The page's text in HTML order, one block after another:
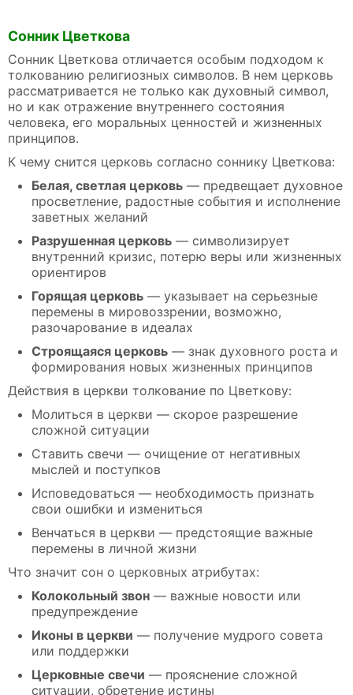
Сонник Цветкова
Сонник Цветкова отличается особым подходом к
толкованию религиозных символов. В нем церковь
рассматривается не только как духовный символ,
но и как отражение внутреннего состояния
человека, его моральных ценностей и жизненных
принципов.
К чему снится церковь согласно соннику Цветкова:
Белая, светлая церковь — предвещает духовное
просветление, радостные события и исполнение
заветных желаний
Разрушенная церковь — символизирует
внутренний кризис, потерю веры или жизненных
ориентиров
Горящая церковь — указывает на серьезные
перемены в мировоззрении, возможно,
разочарование в идеалах
Строящаяся церковь — знак духовного роста и
формирования новых жизненных принципов
Действия в церкви толкование по Цветкову:
Молиться в церкви — скорое разрешение
сложной ситуации
Ставить свечи — очищение от негативных
мыслей и поступков
Исповедоваться — необходимость признать
свои ошибки и измениться
Венчаться в церкви — предстоящие важные
перемены в личной жизни
Что значит сон о церковных атрибутах:
Колокольный звон — важные новости или
предупреждение
Иконы в церкви — получение мудрого совета
или поддержки
Церковные свечи — прояснение сложной
ситуации, обретение истины